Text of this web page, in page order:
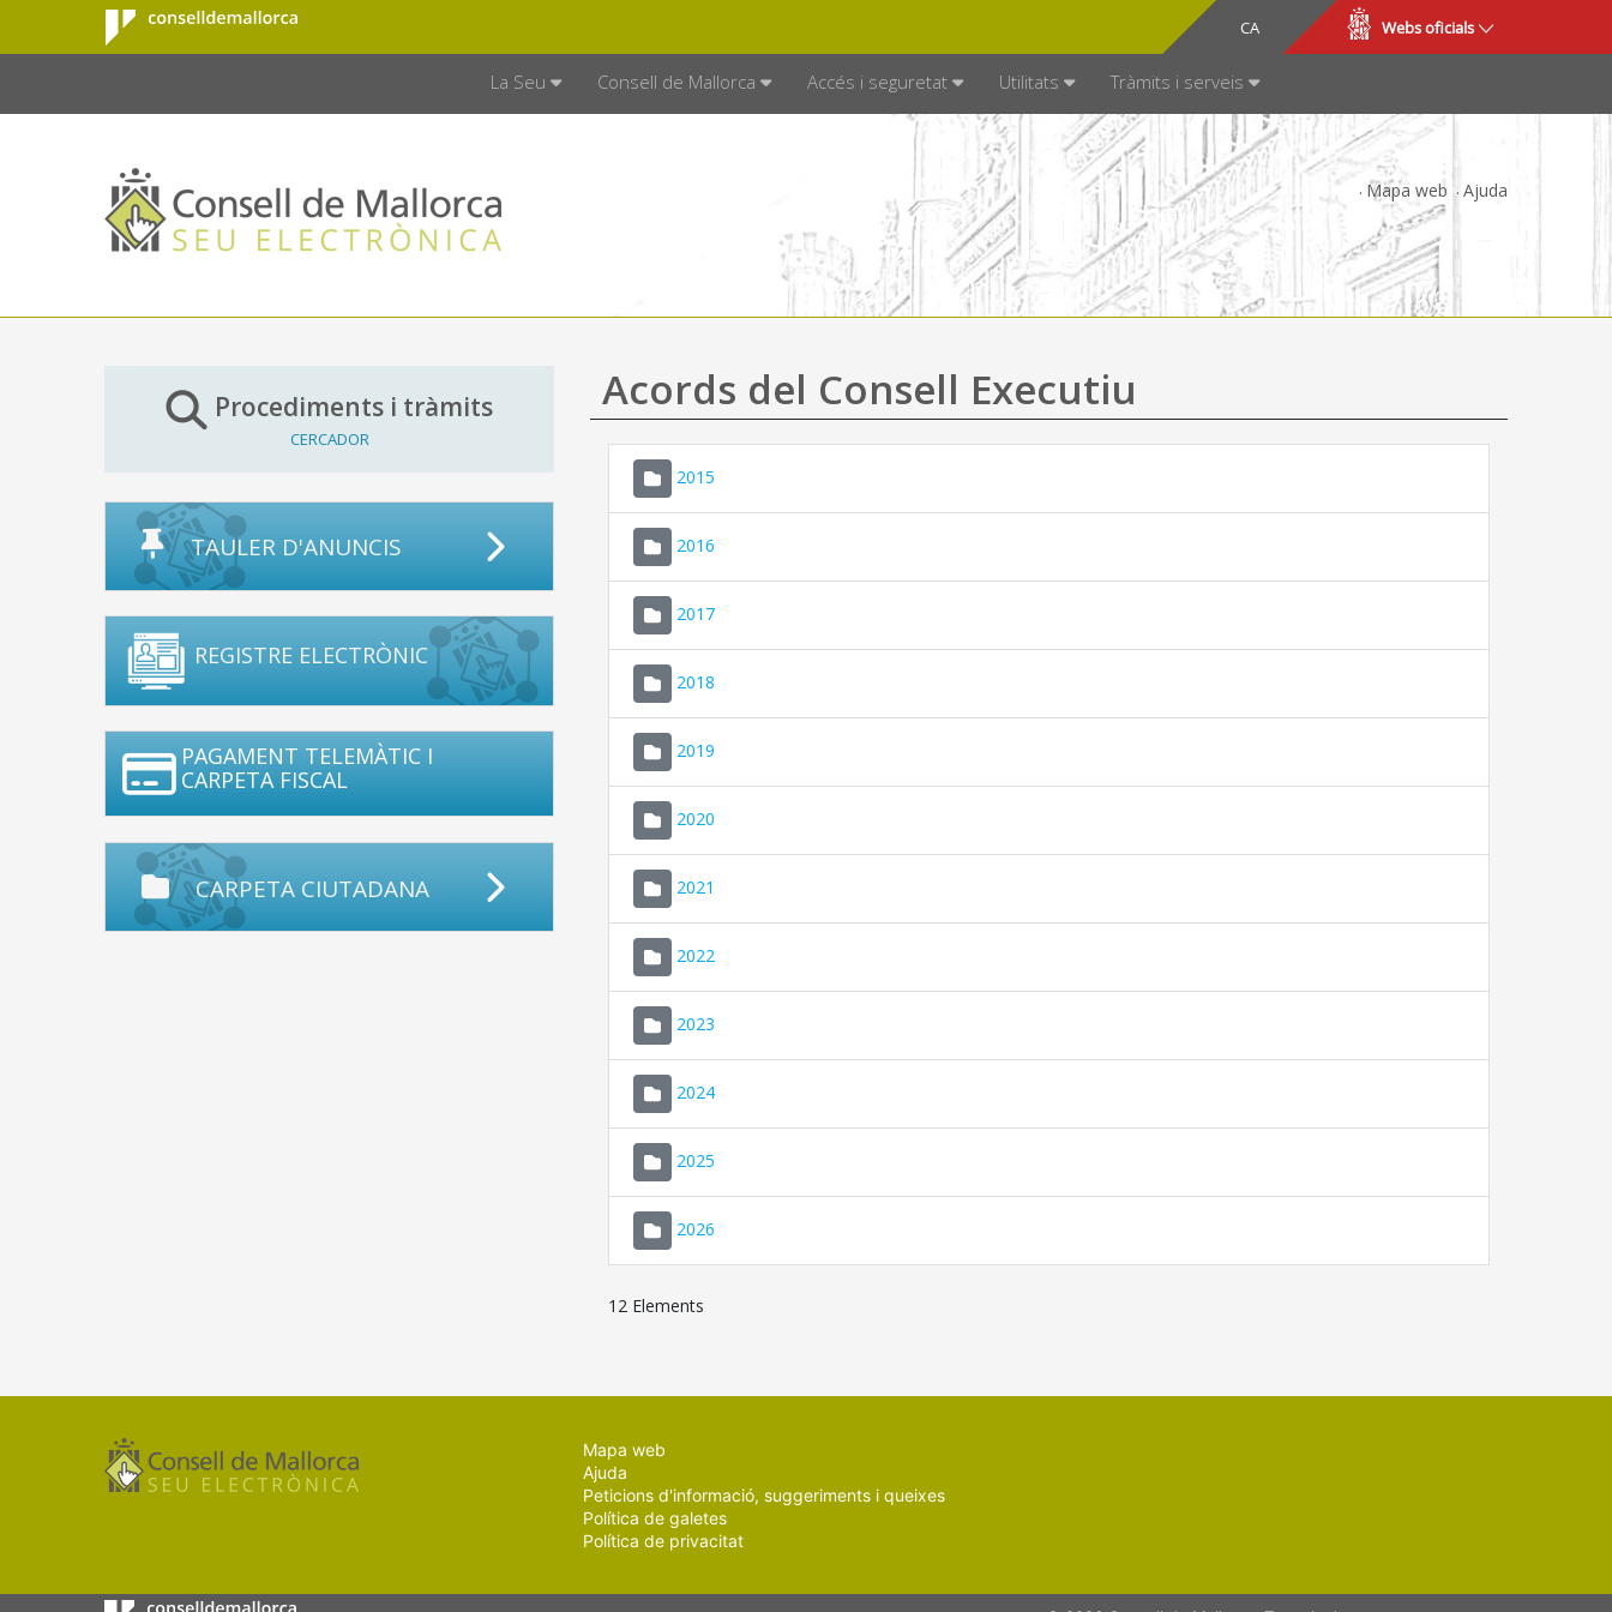
Salta al contingut principal
Consell de
Mallorca
CA
ES Webs oficials
La Seu Consell de Mallorca Accés i seguretat Utilitats Tràmits i serveis
Mapa web Ajuda
Procediments i tràmits
CERCADOR
TAULER D'ANUNCIS
REGISTRE ELECTRÒNIC
PAGAMENT TELEMÀTIC I
CARPETA FISCAL
CARPETA CIUTADANA
Acords del Consell Executiu
2015
2016
2017
2018
2019
2020
2021
2022
2023
2024
2025
2026
12 Elements
Mapa web
Ajuda
Peticions d'informació, suggeriments i queixes
Política de galetes
Política de privacitat